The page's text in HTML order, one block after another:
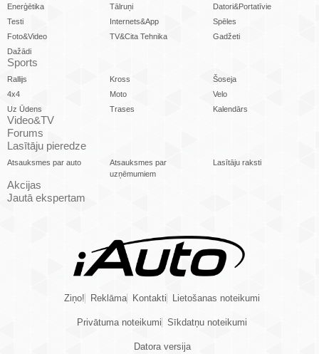
Enerģētika Tālruņi
Datori&Portatīvie
Testi
Internets&App
Spēles
Foto&Video
TV&Cita Tehnika
Gadžeti
Dažādi
Sports
Rallijs Kross
Šoseja
4x4
Moto
Velo
Uz Ūdens
Trases Kalendārs
Video&TV
Forums
Lasītāju pieredze
Atsauksmes par auto
Atsauksmes par
uzņēmumiem
Lasītāju raksti
Akcijas
Jautā ekspertam
Ziņo! Reklāma Kontakti Lietošanas noteikumi
Privātuma noteikumi Sīkdatņu noteikumi
Datora versija